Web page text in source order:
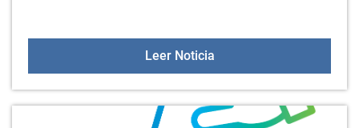
Leer NoticiaActividades infantiles el